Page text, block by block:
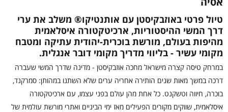
טיול פרטי באוזבקיסטן עם אותנטיקו® משלב את ערי
דרך המשי ההיסטוריות, ארכיטקטורה איסלאמית
מהיפות בעולם, מורשת בוכרית-יהודית עתיקה ומטבח
מקומי עשיר - בליווי מדריך מקומי דובר אנגלית.
במרחק טיסה קצרה מישראל מחכה אוזבקיסטן - מדינה שדרך המשי שעברה
דרכה במשך מאות שנים הותירה אחריה ערים שלא השתנו במהותן: סמרקנד,
בוכרה, חיווה וטשקנט. כל אחת מהן עולם בפני עצמו, עם ארכיטקטורה
איסלאמית, שווקים מקורים הפעילים מאז ימי הביניים ואתרי מורשת עולמית של